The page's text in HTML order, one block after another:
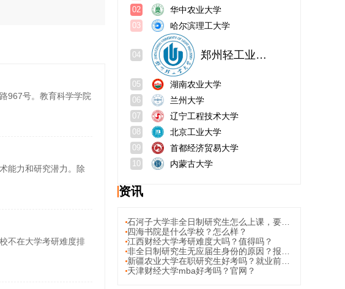
967号。‌教育科学学院
能力和研究潜力。除
不在大学考研难度排
02 华中农业大学
03 哈尔滨理工大学
04 郑州轻工业大学
05 湖南农业大学
06 兰州大学
07 辽宁工程技术大学
08 北京工业大学
09 首都经济贸易大学
10 内蒙古大学
资讯
四海书院是什么学校？怎么样？
江西财经大学考研难度大吗？值得吗？
天津财经大学mba好考吗？官网？